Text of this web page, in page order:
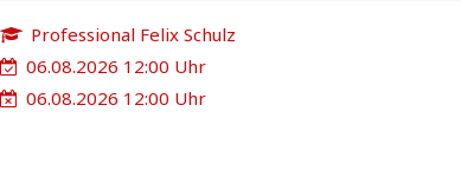
Professional Felix Schulz
06.08.2026 12:00 Uhr
06.08.2026 12:00 Uhr